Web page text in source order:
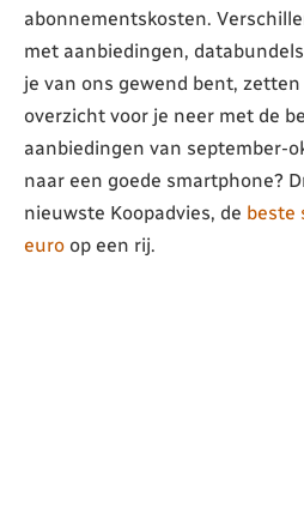
abonnementskosten.
met aanbiedingen,
je van ons gewend bent,
overzicht voor je neer met de
aanbiedingen van september-
naar een goede smartphone?
nieuwste Koopadvies, de beste
euro op een rij.